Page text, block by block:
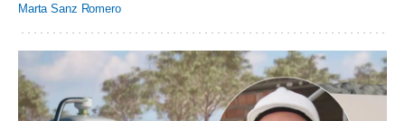
Marta Sanz Romero